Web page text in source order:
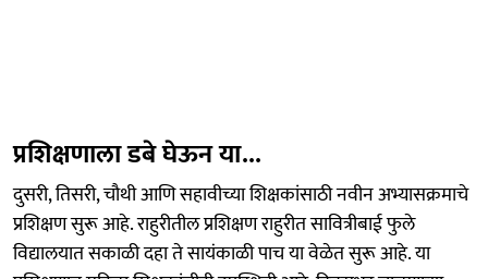
प्रशिक्षणाला डबे घेऊन या...
दुसरी, तिसरी, चौथी आणि सहावीच्या शिक्षकांसाठी नवीन अभ्यासक्रमाचे
प्रशिक्षण सुरू आहे. राहुरीतील प्रशिक्षण राहुरीत सावित्रीबाई फुले
विद्यालयात सकाळी दहा ते सायंकाळी पाच या वेळेत सुरू आहे. या